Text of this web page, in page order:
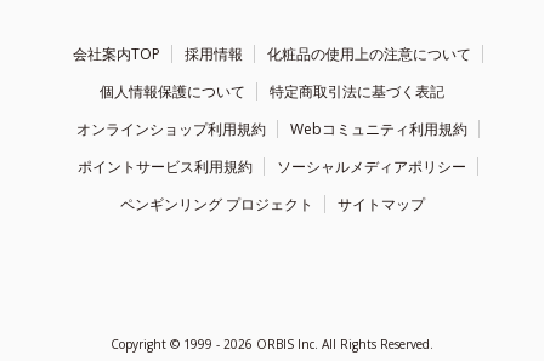
会社案内TOP 採用情報
化粧品の使用上の注意について
個人情報保護について
特定商取引法に基づく表記
オンラインショップ利用規約
Webコミュニティ利用規約
ポイントサービス利用規約
ソーシャルメディアポリシー
ペンギンリング プロジェクト
サイトマップ
Copyright © 1999 - 2026 ORBIS Inc. All Rights Reserved.